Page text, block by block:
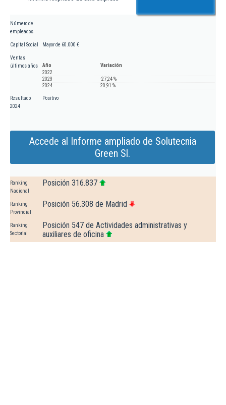
Número de
empleados
Capital Social Mayor de 60.000 €
Ventas
últimos años
Año
Variación
2022
2023
-27,24 %
2024
20,91 %
Resultado
2024
Positivo
Accede al Informe ampliado de Solutecnia
Green Sl.
Ranking
Nacional
Posición 316.837
Ranking
Provincial
Posición 56.308 de Madrid
Ranking
Sectorial
Posición 547 de Actividades administrativas y
auxiliares de oficina